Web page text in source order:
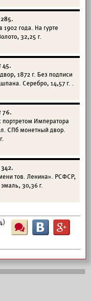
года. На гурте
32,25 г.
45.
1872 г. Без подписи
Серебро, 14,57 г. .
76.
портретом Императора
СПб монетный двор.
тов. Ленина». РСФСР,
30,36 г.
) Ш B G